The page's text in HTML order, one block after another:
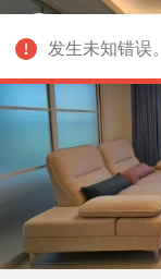
30s to